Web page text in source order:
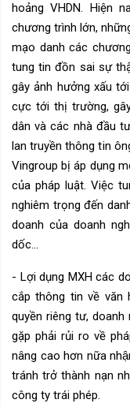
hoảng VHDN. Hiện
chương trình lớn,
mạo danh các
tung tin đồn sai sự
gây ảnh hưởng xấu
cực tới thị trường,
dân và các nhà đầu
lan truyền thông tin
Vingroup bị áp dụng
của pháp luật. Việc
nghiêm trọng đến
doanh của doanh
dốc...
- Lợi dụng MXH các
cắp thông tin về văn
quyền riêng tư,
gặp phải rủi ro về
nâng cao hơn nữa
tránh trở thành nạn
công ty trái phép.